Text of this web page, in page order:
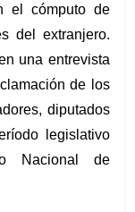
el cómputo de
del extranjero.
una entrevista
de los
diputados
legislativo
Nacional de